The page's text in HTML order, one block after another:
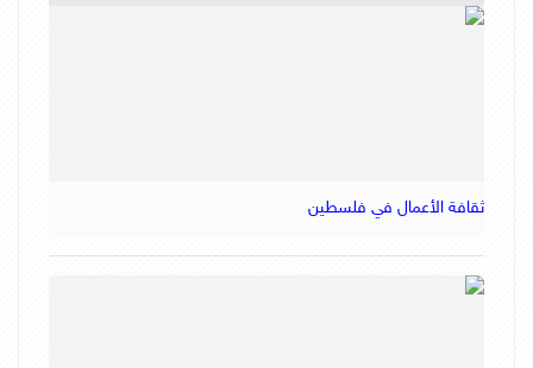
ثقافة الأعمال في فلسطين